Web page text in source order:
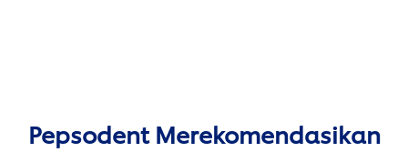
Pepsodent Merekomendasikan